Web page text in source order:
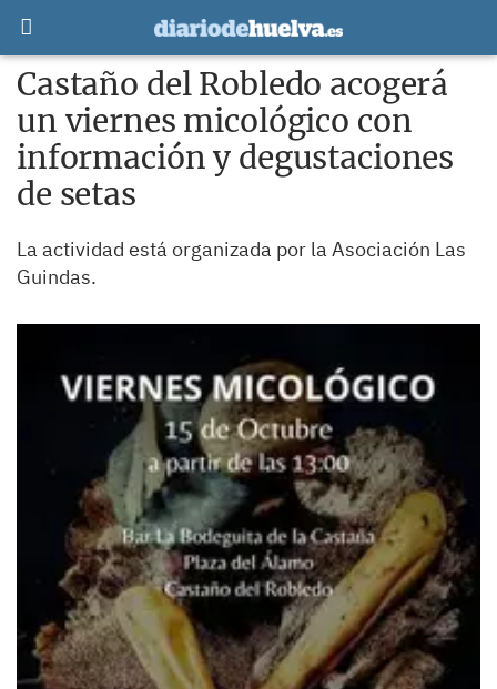
Castaño del Robledo acogerá
un viernes micológico con
información y degustaciones
de setas
La actividad está organizada por la Asociación Las
Guindas.